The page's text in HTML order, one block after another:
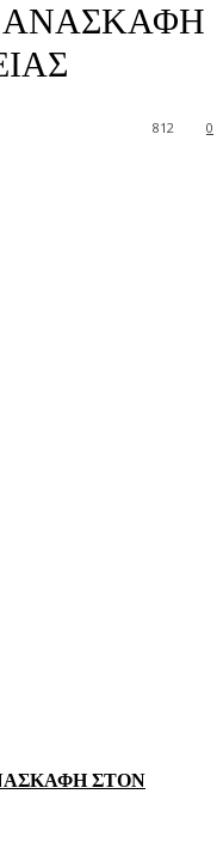
ΑΝΑΣΚΑΦΗ
0
812
ΣΤΟΝ